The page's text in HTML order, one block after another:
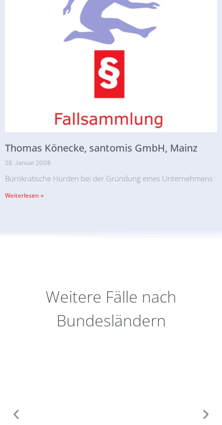
Thomas Könecke, santomis GmbH, Mainz
28. Januar 2008
Bürokratische Hürden bei der Gründung eines Unternehmens
Weiterlesen »
Weitere Fälle nach
Bundesländern